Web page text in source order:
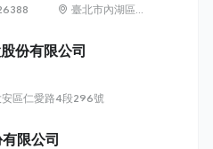
臺北市內湖區瑞
至12樓
份有限公司
區仁愛路4段296號
限公司